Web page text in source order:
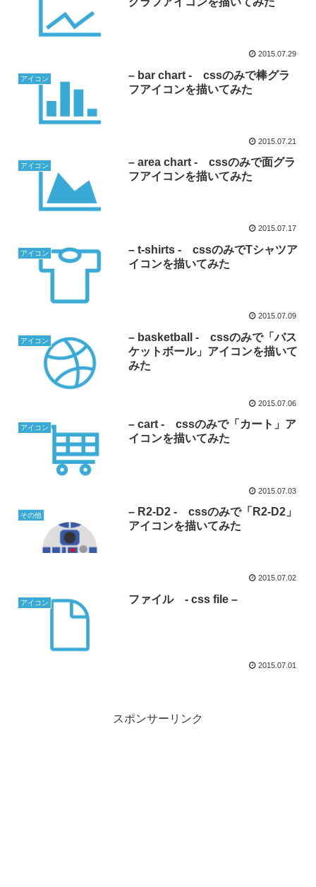
2015.07.29
アイコン
– bar chart - cssのみで棒グラ
フアイコンを描いてみた
2015.07.21
アイコン
– area chart - cssのみで面グラ
フアイコンを描いてみた
2015.07.17
アイコン
– t-shirts - cssのみでTシャツア
イコンを描いてみた
2015.07.09
アイコン
– basketball - cssのみで「バス
ケットボール」アイコンを描いて
みた
2015.07.06
アイコン
– cart - cssのみで「カート」ア
イコンを描いてみた
2015.07.03
その他
– R2-D2 - cssのみで「R2-D2」
アイコンを描いてみた
2015.07.02
アイコン ファイル - css file –
2015.07.01
スポンサーリンク